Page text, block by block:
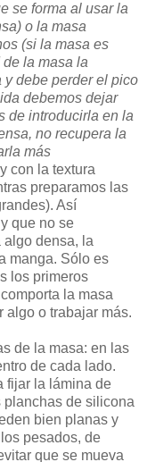
se forma al usar la
o la masa
(si la masa es
la masa la
debe perder el pico
debemos dejar
de introducirla en la
no recupera la
más
con la textura
preparamos las
Así
que no se
algo densa, la
manga. Sólo es
los primeros
la masa
algo o trabajar más.
de la masa: en las
de cada lado.
fijar la lámina de
de silicona
bien planas y
pesados, de
que se mueva